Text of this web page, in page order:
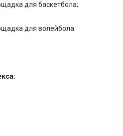
для баскетбола;
для волейбола.